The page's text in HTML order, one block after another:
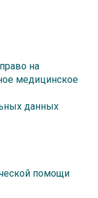
на
медицинское
данных
помощи